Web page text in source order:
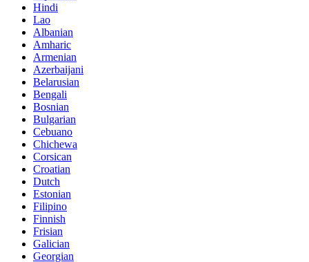
Hindi
Lao
Albanian
Amharic
Armenian
Azerbaijani
Belarusian
Bengali
Bosnian
Bulgarian
Cebuano
Chichewa
Corsican
Croatian
Dutch
Estonian
Filipino
Finnish
Frisian
Galician
Georgian